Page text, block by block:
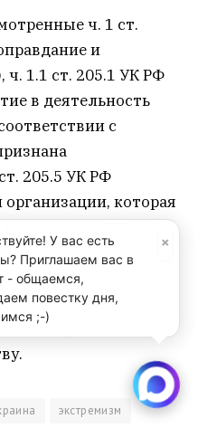
ч. 1 ст.
и
ч. 1.1 ст. 205.1 УК РФ
в деятельность
с
205.5 УК РФ
организации, которая
РФ
с утвержденным
обвинительным
в Первый
суд для
экстремизм
×
У вас есть
Приглашаем вас в
- общаемся,
повестку дня,
;-)